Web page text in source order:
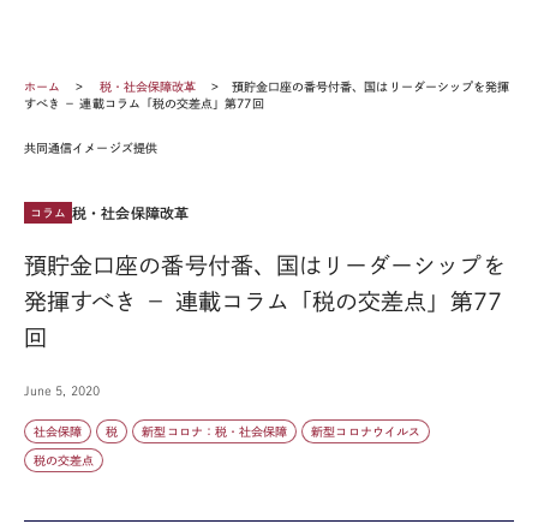
ホーム 税・社会保障改革
預貯金口座の番号付番、国はリーダーシップを発揮
すべき － 連載コラム「税の交差点」第77回
共同通信イメージズ提供
コラム 税・社会保障改革
預貯金口座の番号付番、国はリーダーシップを
発揮すべき － 連載コラム「税の交差点」第77
回
June 5, 2020
社会保障 税 新型コロナ：税・社会保障 新型コロナウイルス
税の交差点